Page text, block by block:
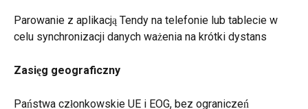
Parowanie z aplikacją Tendy na telefonie lub tablecie w
celu synchronizacji danych ważenia na krótki dystans
Zasięg geograficzny
Państwa członkowskie UE i EOG, bez ograniczeń